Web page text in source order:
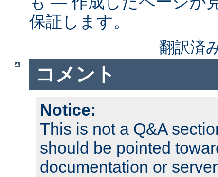
保証します。
翻訳済
コメント
Notice:
This is not a Q&A
should be pointed
documentation or